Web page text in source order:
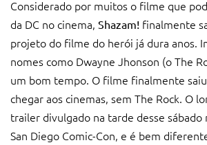
Considerado por muitos o filme que
da DC no cinema, Shazam! finalmente
projeto do filme do herói já dura anos.
nomes como Dwayne Jhonson (o The
um bom tempo. O filme finalmente
chegar aos cinemas, sem The Rock. O
trailer divulgado na tarde desse sábado
San Diego Comic-Con, e é bem